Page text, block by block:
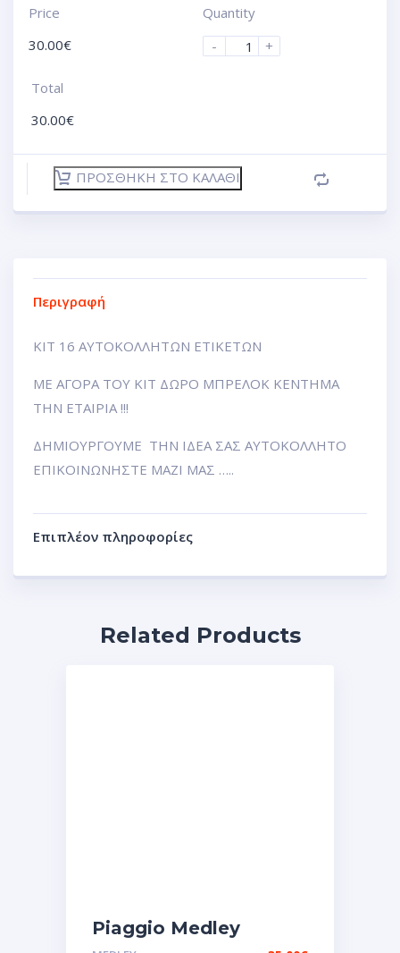
Price
30.00€
Quantity
-
+
Total
30.00€
ΠΡΟΣΘΉΚΗ ΣΤΟ ΚΑΛΆΘΙ
Περιγραφή
ΚΙΤ 16 ΑΥΤΟΚΟΛΛΗΤΩΝ ΕΤΙΚΕΤΩΝ
ΜΕ ΑΓΟΡΑ ΤΟΥ ΚΙΤ ΔΩΡΟ ΜΠΡΕΛΟΚ ΚΕΝΤΗΜΑ
ΤΗΝ ΕΤΑΙΡΙΑ !!!
ΔΗΜΙΟΥΡΓΟΥΜΕ ΤΗΝ ΙΔΕΑ ΣΑΣ ΑΥΤΟΚΟΛΛΗΤΟ
ΕΠΙΚΟΙΝΩΝΗΣΤΕ ΜΑΖΙ ΜΑΣ …..
Επιπλέον πληροφορίες
Related Products
Piaggio Medley
Αυτοκόλλητες Ετικέτες